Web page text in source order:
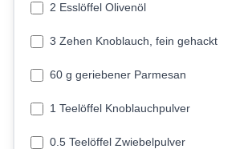
2 Esslöffel Olivenöl
3 Zehen Knoblauch, fein gehackt
60 g geriebener Parmesan
1 Teelöffel Knoblauchpulver
0.5 Teelöffel Zwiebelpulver